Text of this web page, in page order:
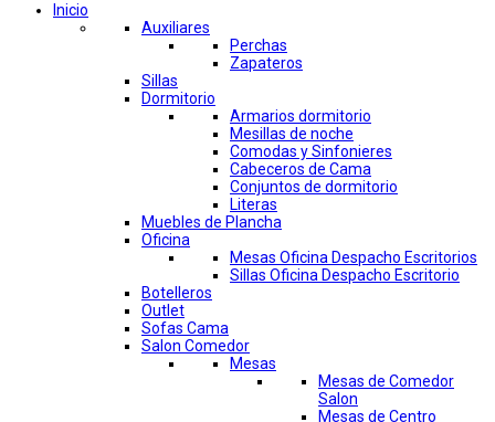
Inicio
Auxiliares
Perchas
Zapateros
Sillas
Dormitorio
Armarios dormitorio
Mesillas de noche
Comodas y Sinfonieres
Cabeceros de Cama
Conjuntos de dormitorio
Literas
Muebles de Plancha
Oficina
Mesas Oficina Despacho Escritorios
Sillas Oficina Despacho Escritorio
Botelleros
Outlet
Sofas Cama
Salon Comedor
Mesas
Mesas de Comedor
Salon
Mesas de Centro